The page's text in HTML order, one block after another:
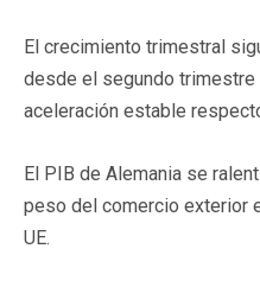
El crecimiento trimestral
desde el segundo trimestre
aceleración estable
El PIB de Alemania se
peso del comercio exterior
UE.